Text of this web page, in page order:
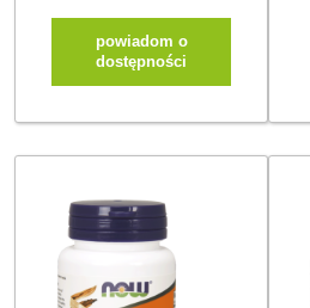
powiadom o
dostępności